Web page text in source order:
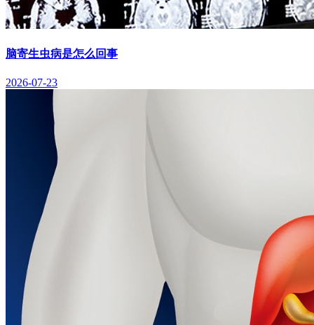
脑寄生虫病是怎么回事
2026-07-23